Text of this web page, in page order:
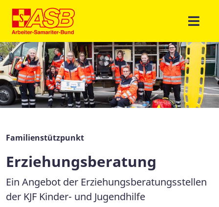
Familienstützpunkt
Erziehungsberatung
Ein Angebot der Erziehungsberatungsstellen
der KJF Kinder- und Jugendhilfe